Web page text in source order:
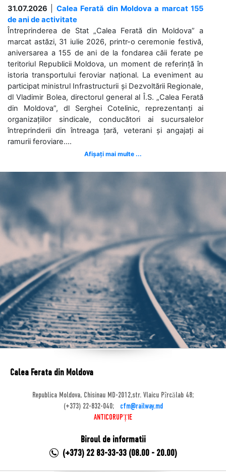
31.07.2026
Calea Ferată din Moldova a marcat 155
de ani de activitate
Întreprinderea de Stat „Calea Ferată din Moldova” a
marcat astăzi, 31 iulie 2026, printr-o ceremonie festivă,
aniversarea a 155 de ani de la fondarea căii ferate pe
teritoriul Republicii Moldova, un moment de referință în
istoria transportului feroviar național. La eveniment au
participat ministrul Infrastructurii și Dezvoltării Regionale,
dl Vladimir Bolea, directorul general al Î.S. „Calea Ferată
din Moldova”, dl Serghei Cotelinic, reprezentanți ai
organizațiilor sindicale, conducători ai sucursalelor
întreprinderii din întreaga țară, veterani și angajați ai
ramurii feroviare....
Afișați mai multe ...
Calea Ferata din Moldova
Republica Moldova, Chisinau MD-2012,str. Vlaicu Pîrcălab 48;
(+373) 22-832-040;
cfm@railway.md
ANTICORUPȚIE
Biroul de informatii
(+373) 22 83-33-33 (08.00 - 20.00)